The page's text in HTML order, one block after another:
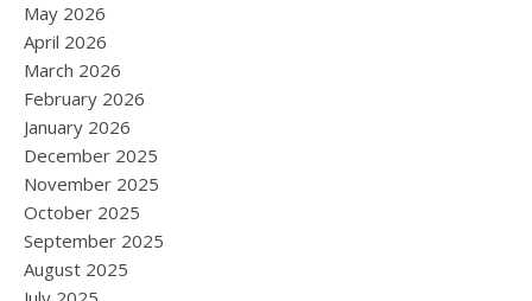
May 2026
April 2026
March 2026
February 2026
January 2026
December 2025
November 2025
October 2025
September 2025
August 2025